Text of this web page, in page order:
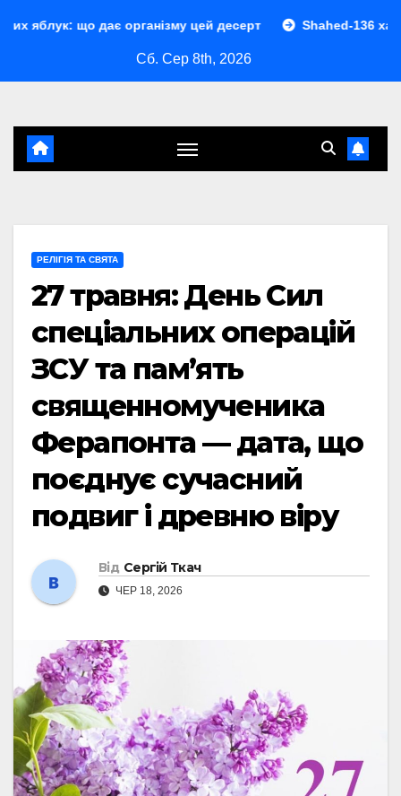
організму цей десерт Shahed-136 характеристики:
Сб. Сер 8th, 2026
РЕЛІГІЯ ТА СВЯТА
27 травня: День Сил
спеціальних операцій
ЗСУ та пам’ять
священномученика
Ферапонта — дата, що
поєднує сучасний
подвиг і древню віру
Від Сергій Ткач
ЧЕР 18, 2026